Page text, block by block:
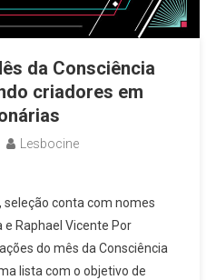
da Consciência
criadores em
Lesbocine
seleção conta com nomes
e Raphael Vicente Por
do mês da Consciência
lista com o objetivo de